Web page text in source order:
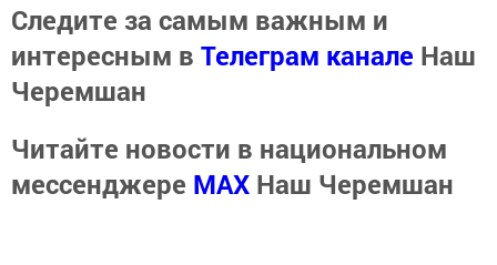
Следите за самым важным и
интересным в Телеграм канале Наш
Черемшан
Читайте новости в национальном
мессенджере MАХ Наш Черемшан